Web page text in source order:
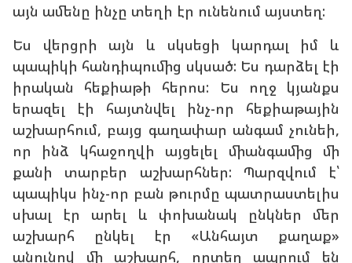
այն ամենը ինչը տեղի էր ունենում այստեղ:
Ես վերցրի այն և սկսեցի կարդալ իմ և
պապիկի հանդիպումից սկսած: Ես դարձել էի
իրական հեքիաթի հերոս: Ես ողջ կյանքս
երազել էի հայտնվել ինչ-որ հեքիաթային
աշխարհում, բայց գաղափար անգամ չունեի,
որ ինձ կհաջողվի այցելել միանգամից մի
քանի տարբեր աշխարհներ: Պարզվում է՝
պապիկս ինչ-որ բան թուրմը պատրաստելիս
սխալ էր արել և փոխանակ ընկներ մեր
աշխարհ ընկել էր «Անհայտ քաղաք»
անունով մի աշխարհ, որտեղ ապրում են